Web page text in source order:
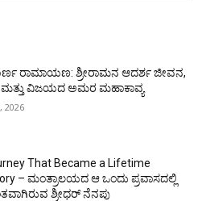
ರಾಮಾಯಣ: ಶ್ರೀರಾಮನ ಆದರ್ಶ ಜೀವನ,
ವಿಜಯದ ಅಮರ ಮಹಾಕಾವ್ಯ
2026
That Became a Lifetime
– ಮಂತ್ರಾಲಯದ ಆ ಒಂದು ಪ್ರವಾಸದಲ್ಲಿ
ಶ್ರೀಧರ್ ನೆನಪು